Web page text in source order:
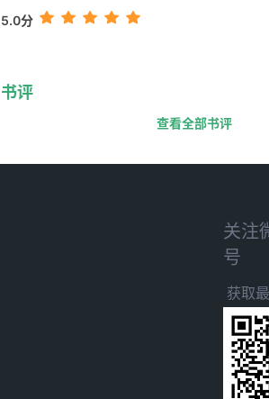
5.0分
书评
查看全部书评
关注
号
获取